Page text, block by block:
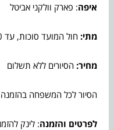
איפה: פארק וולקני אביטל
מתי: חול המועד סוכות, עד 5.10, בשעות 11:00,13:00.
מחיר: הסיורים ללא תשלום
הסיור לכל המשפחה
לפרטים והזמנה: לינק